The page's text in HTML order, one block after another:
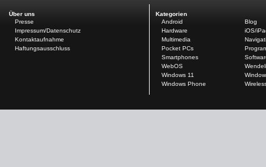
Über uns
Presse
Impressum/Datenschutz
Kontaktaufnahme
Haftungsausschluss
Kategorien
Android
Blog
Hardware
iOS/
Multimedia
Pocket PCs
Smartphones
WebOS
Windows 11
Windows Phone